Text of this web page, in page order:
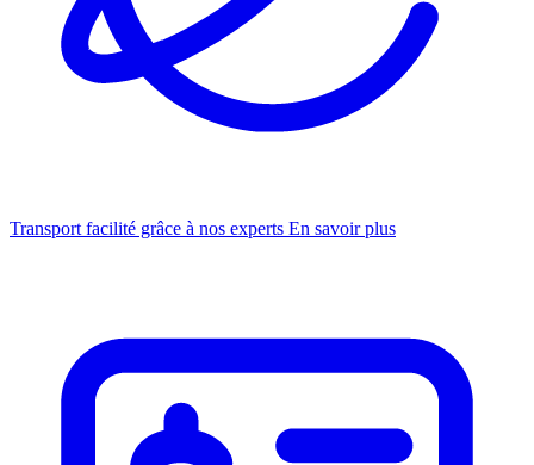
Transport facilité grâce à nos experts En savoir plus